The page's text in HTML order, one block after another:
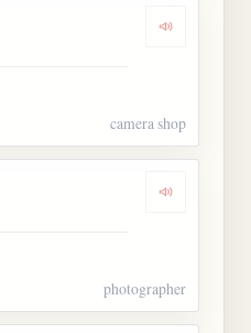
Dengarkan
camera shop
Dengarkan
photographer